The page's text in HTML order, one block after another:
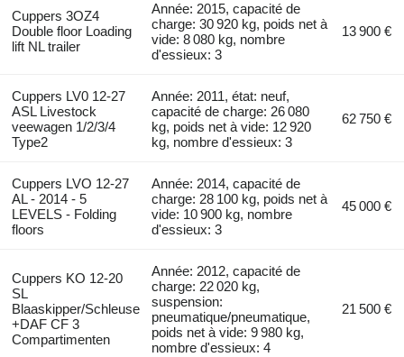
Cuppers 3OZ4
Double floor Loading
lift NL trailer
Année: 2015, capacité de
charge: 30 920 kg, poids net à
vide: 8 080 kg, nombre
d'essieux: 3
13 900 €
Cuppers LV0 12-27
ASL Livestock
veewagen 1/2/3/4
Type2
Année: 2011, état: neuf,
capacité de charge: 26 080
kg, poids net à vide: 12 920
kg, nombre d'essieux: 3
62 750 €
Cuppers LVO 12-27
AL - 2014 - 5
LEVELS - Folding
floors
Année: 2014, capacité de
charge: 28 100 kg, poids net à
vide: 10 900 kg, nombre
d'essieux: 3
45 000 €
Cuppers KO 12-20
SL
Blaaskipper/Schleuse
+DAF CF 3
Compartimenten
Année: 2012, capacité de
charge: 22 020 kg,
suspension:
pneumatique/pneumatique,
poids net à vide: 9 980 kg,
nombre d'essieux: 4
21 500 €